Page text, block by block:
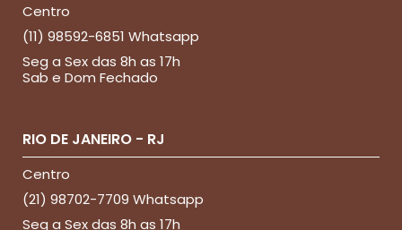
Centro
(11) 98592-6851 Whatsapp
Seg a Sex das 8h as 17h
Sab e Dom Fechado
RIO DE JANEIRO - RJ
Centro
(21) 98702-7709 Whatsapp
Seg a Sex das 8h as 17h